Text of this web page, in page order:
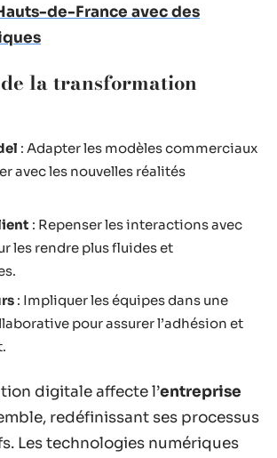
de-France avec des
la transformation
: Adapter les modèles commerciaux
avec les nouvelles réalités
: Repenser les interactions avec
les rendre plus fluides et
: Impliquer les équipes dans une
pour assurer l’adhésion et
digitale affecte l’entreprise
redéfinissant ses processus
Les technologies numériques